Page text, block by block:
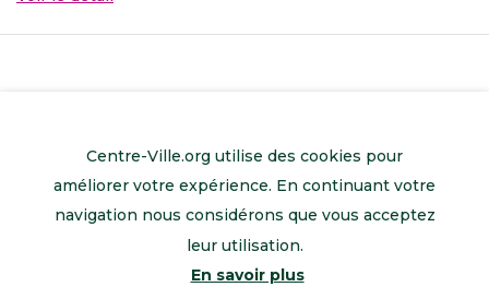
Mentions légales
Centre-Ville.org utilise des cookies pour
améliorer votre expérience. En continuant votre
navigation nous considérons que vous acceptez
leur utilisation.
En savoir plus